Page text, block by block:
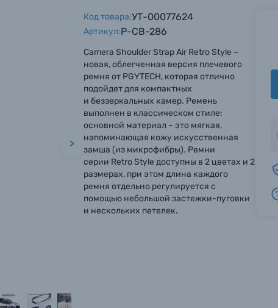
>
Код товара:УТ-00077624
Артикул:P-CB-286
Camera Shoulder Strap Air Retro Style –
новая, облегченная версия плечевого
ремня от PGYTECH, которая отлично
подойдет для компактных
и беззеркальных камер. Ремень
выполнен в классическом стиле:
основной материал – это мягкая,
напоминающая кожу искусственная
замша (из микрофибры). Ремни
серии Retro Style доступны в 2 цветах и 2
размерах, при этом длина каждого
ремня отдельно регулируется с
помощью небольшой застежки-пуговки
и нескольких петелек.